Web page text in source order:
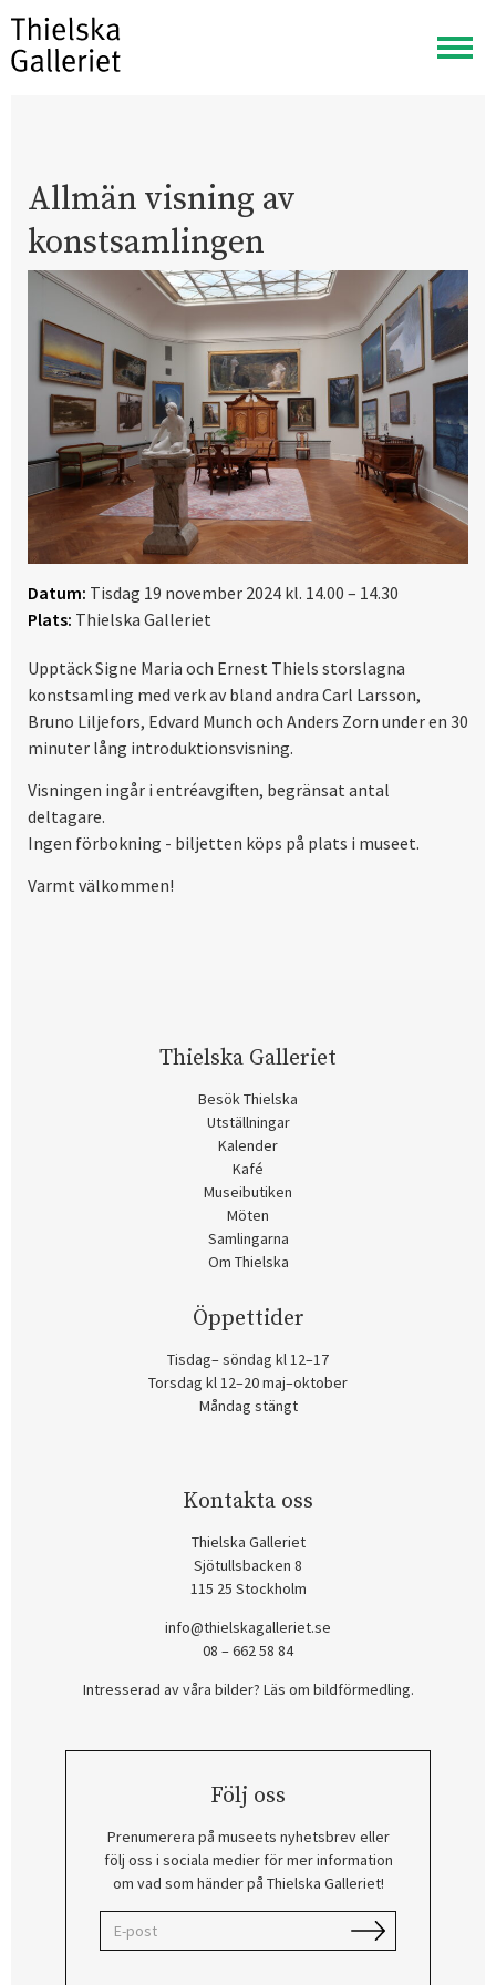
Visa
meny
Allmän visning av
konstsamlingen
Datum: Tisdag 19 november 2024 kl. 14.00 – 14.30
Plats: Thielska Galleriet
Upptäck Signe Maria och Ernest Thiels storslagna
konstsamling med verk av bland andra Carl Larsson,
Bruno Liljefors, Edvard Munch och Anders Zorn under en 30
minuter lång introduktionsvisning.
Visningen ingår i entréavgiften, begränsat antal
deltagare.
Ingen förbokning - biljetten köps på plats i museet.
Varmt välkommen!
Thielska Galleriet
Besök Thielska
Utställningar
Kalender
Kafé
Museibutiken
Möten
Samlingarna
Om Thielska
Öppettider
Tisdag– söndag kl 12–17
Torsdag kl 12–20 maj–oktober
Måndag stängt
Kontakta oss
Thielska Galleriet
Sjötullsbacken 8
115 25 Stockholm
info@thielskagalleriet.se
08 – 662 58 84
Intresserad av våra bilder? Läs om bildförmedling.
Följ oss
Prenumerera på museets nyhetsbrev eller
följ oss i sociala medier för mer information
om vad som händer på Thielska Galleriet!